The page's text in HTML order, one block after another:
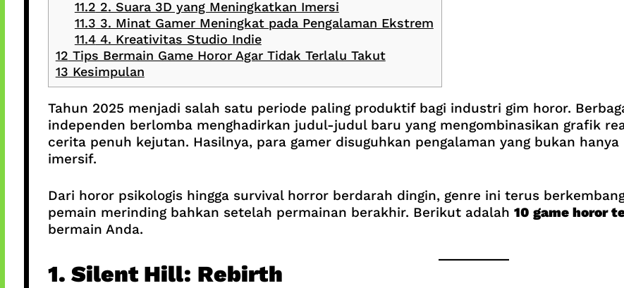
11.2 2. Suara 3D yang Meningkatkan Imersi
11.3 3. Minat Gamer Meningkat pada Pengalaman Ekstrem
11.44. Kreativitas Studio Indie
12 Tips Bermain Game Horor Agar Tidak Terlalu Takut
13 Kesimpulan
Tahun 2025 menjadi salah satu periode paling produktif bagi industri gim horor.
independen berlomba menghadirkan judul-judul baru yang mengombinasikan grafik
cerita penuh kejutan. Hasilnya, para gamer disuguhkan pengalaman yang bukan
imersif.
Dari horor psikologis hingga survival horror berdarah dingin, genre ini terus
pemain merinding bahkan setelah permainan berakhir. Berikut adalah 10 game horor
bermain Anda.
1. Silent Hill: Rebirth